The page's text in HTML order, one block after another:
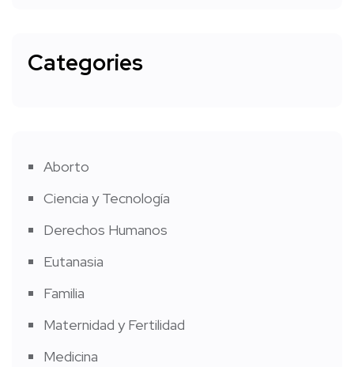
Categories
Aborto
Ciencia y Tecnología
Derechos Humanos
Eutanasia
Familia
Maternidad y Fertilidad
Medicina